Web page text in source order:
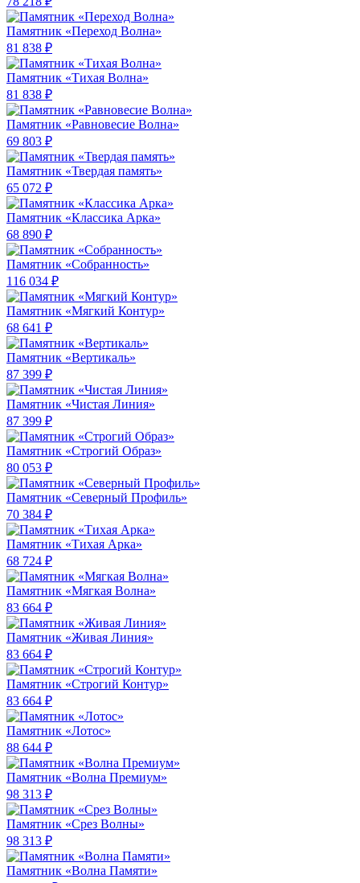
Памятник «Переход Волна»
81 838 ₽
Памятник «Тихая Волна»
81 838 ₽
Памятник «Равновесие Волна»
69 803 ₽
Памятник «Твердая память»
65 072 ₽
Памятник «Классика Арка»
68 890 ₽
Памятник «Собранность»
116 034 ₽
Памятник «Мягкий Контур»
68 641 ₽
Памятник «Вертикаль»
87 399 ₽
Памятник «Чистая Линия»
87 399 ₽
Памятник «Строгий Образ»
80 053 ₽
Памятник «Северный Профиль»
70 384 ₽
Памятник «Тихая Арка»
68 724 ₽
Памятник «Мягкая Волна»
83 664 ₽
Памятник «Живая Линия»
83 664 ₽
Памятник «Строгий Контур»
83 664 ₽
Памятник «Лотос»
88 644 ₽
Памятник «Волна Премиум»
98 313 ₽
Памятник «Срез Волны»
98 313 ₽
Памятник «Волна Памяти»